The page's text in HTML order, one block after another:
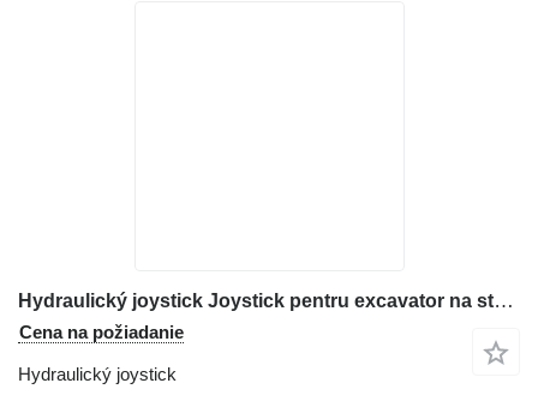
Hydraulický joystick Joystick pentru excavator na stavebného stroja Hitachi – Manetă de control
Cena na požiadanie
Hydraulický joystick